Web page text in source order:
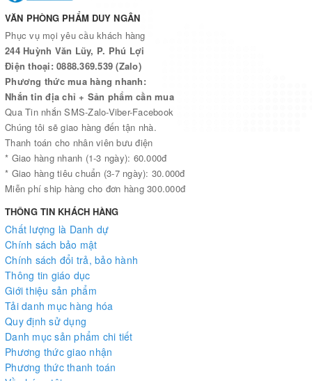
Phương pháp dạy học mới giúp học sinh:
Rèn luyện và phát triển các kĩ năng thực hành Mĩ thuật qua việc
quan sát, nhớ lại, tưởng tượng trong quá trình học tập các phân
môn của chương trình Mĩ thuật hiện hành: Vẽ theo mẫu, Vẽ trang
trí, Vẽ tranh, Tập nặn tạo dáng, Thường thức mĩ thuật.
Sáng tạo linh hoạt trong các cách thể hiện khác nhau cho mỗi chủ
đề, tuỳ thuộc vào từng hoàn cảnh và điều kiện của các em.
Biết cách sử dụng nhiều loại vật liệu để thể hiện các sản phẩm mĩ
thuật như: màu vẽ, giấy màu, đất nặn và một số vật liệu tự nhiên
Phát triển tư duy ngôn ngữ, khả năng thuyết trình, nhận xét và
đánh giá tác phẩm Mĩ thuật.
VĂN PHÒNG PHẨM DUY NGÂN
Phục vụ mọi yêu cầu khách hàng
244 Huỳnh Văn Lũy, P. Phú Lợi
Điện thoại: 0888.369.539 (Zalo)
Phương thức mua hàng nhanh:
Nhắn tin địa chỉ + Sản phẩm cần mua
Qua Tin nhắn SMS-Zalo-Viber-Facebook
Chúng tôi sẽ giao hàng đến tận nhà.
Thanh toán cho nhân viên bưu điện
* Giao hàng nhanh (1-3 ngày): 60.000đ
* Giao hàng tiêu chuẩn (3-7 ngày): 30.000đ
Miễn phí ship hàng cho đơn hàng 300.000đ
THÔNG TIN KHÁCH HÀNG
Chất lượng là Danh dự
Chính sách bảo mật
Chính sách đổi trả, bảo hành
Thông tin giáo dục
Giới thiệu sản phẩm
Tải danh mục hàng hóa
Quy định sử dụng
Danh mục sản phẩm chi tiết
Phương thức giao nhận
Phương thức thanh toán